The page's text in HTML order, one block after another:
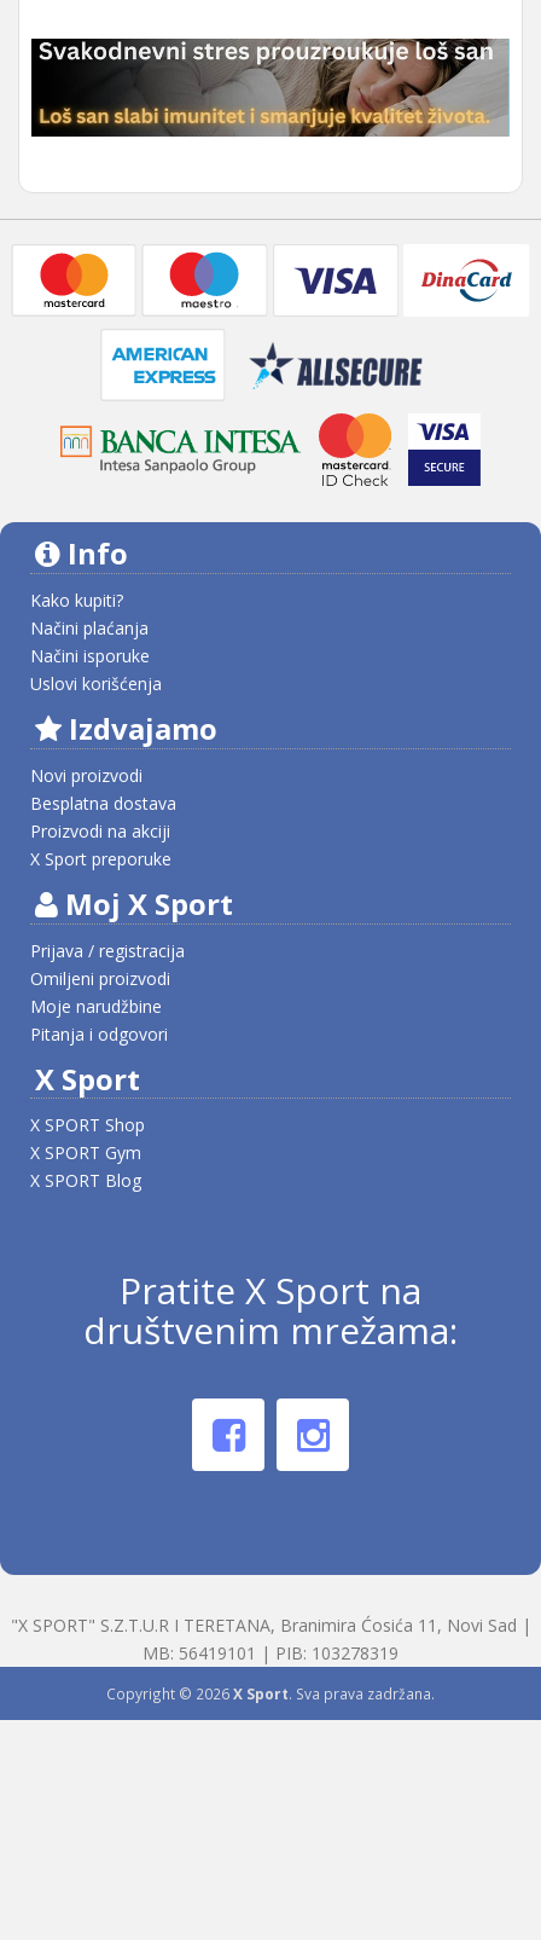
Info
Kako kupiti?
Načini plaćanja
Načini isporuke
Uslovi korišćenja
Izdvajamo
Novi proizvodi
Besplatna dostava
Proizvodi na akciji
X Sport preporuke
Moj X Sport
Prijava / registracija
Omiljeni proizvodi
Moje narudžbine
Pitanja i odgovori
X Sport
X SPORT Shop
X SPORT Gym
X SPORT Blog
Pratite X Sport na
društvenim mrežama:
"X SPORT" S.Z.T.U.R I TERETANA, Branimira Ćosića 11, Novi Sad |
MB: 56419101 | PIB: 103278319
Copyright © 2026X Sport. Sva prava zadržana.